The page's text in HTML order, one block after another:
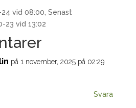
vid 08:00, Senast
23 vid 13:02
på 1 november, 2025 på 02:29
Svara